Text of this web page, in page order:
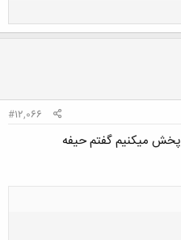
#12,066
پخش میکنیم گفتم حیفه